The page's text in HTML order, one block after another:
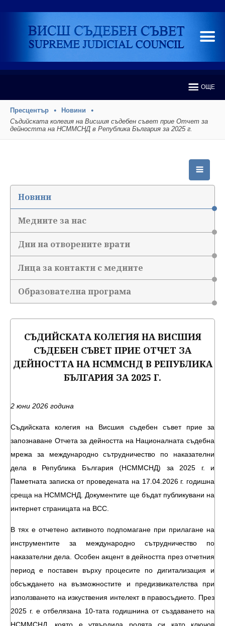
ОЩЕ
Пресцентър
Новини
Съдийската колегия на Висшия съдебен съвет прие Отчет за
дейността на НСММСНД в Република България за 2025 г.
Новини
Медиите за нас
Дни на отворените врати
Лица за контакти с медиите
Образователна програма
СЪДИЙСКАТА КОЛЕГИЯ НА ВИСШИЯ
СЪДЕБЕН СЪВЕТ ПРИЕ ОТЧЕТ ЗА
ДЕЙНОСТТА НА НСММСНД В РЕПУБЛИКА
БЪЛГАРИЯ ЗА 2025 Г.
2 юни 2026 година
Съдийската колегия на Висшия съдебен съвет прие за
запознаване Отчета за дейността на Националната съдебна
мрежа за международно сътрудничество по наказателни
дела в Република България (НСММСНД) за 2025 г. и
Паметната записка от проведената на 17.04.2026 г. годишна
среща на НСММСНД. Документите ще бъдат публикувани на
интернет страницата на ВСС.
В тях е отчетено активното подпомагане при прилагане на
инструментите за международно сътрудничество по
наказателни дела. Особен акцент в дейността през отчетния
период е поставен върху процесите по дигитализация и
обсъждането на възможностите и предизвикателства при
използването на изкуствения интелект в правосъдието. През
2025 г. е отбелязана 10-тата годишнина от създаването на